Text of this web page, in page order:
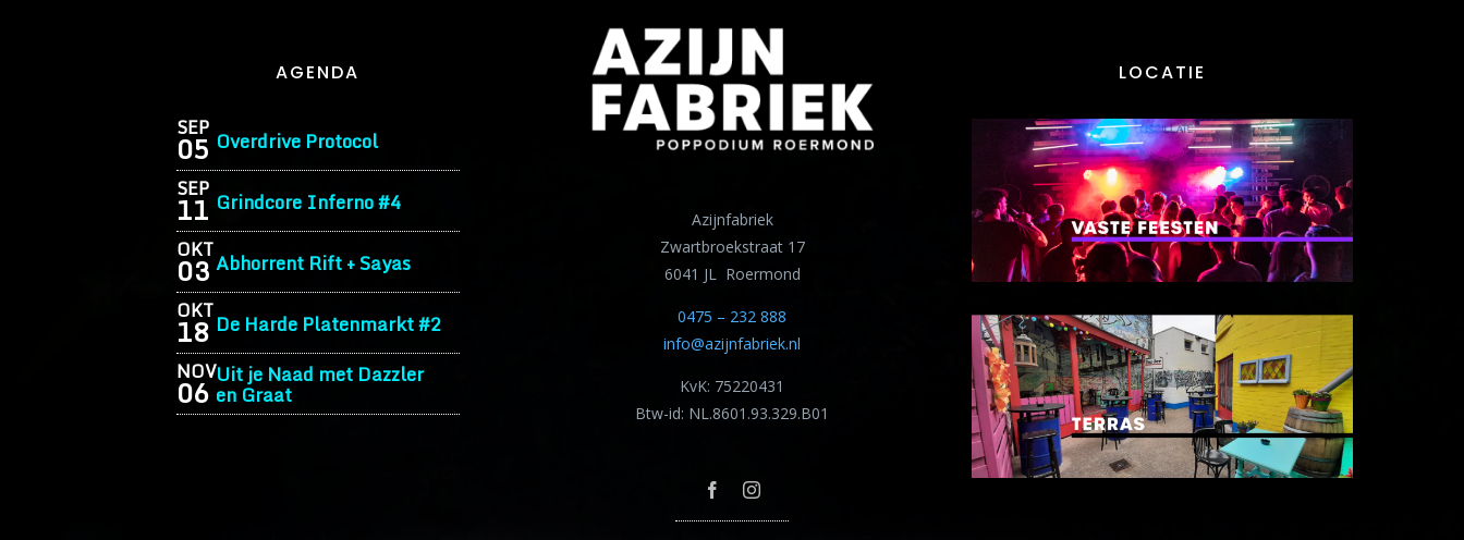
AGENDA
SEP
05 Overdrive Protocol
SEP
11 Grindcore Inferno #4
OKT
03 Abhorrent Rift + Sayas
OKT
18 De Harde Platenmarkt #2
NOV
06 Uit je Naad met Dazzler
en Graat
Azijnfabriek
Zwartbroekstraat 17
6041 JL Roermond
0475 – 232 888
info@azijnfabriek.nl
KvK: 75220431
Btw-id: NL.8601.93.329.B01
LOCATIE